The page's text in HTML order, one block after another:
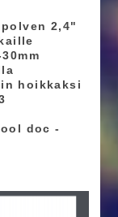
2,4"
hoikkaksi
doc -